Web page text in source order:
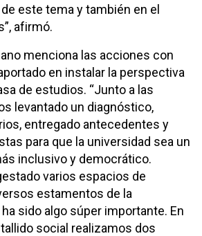
este tema y también en el
afirmó.
menciona las acciones con
en instalar la perspectiva
de estudios. “Junto a las
levantado un diagnóstico,
entregado antecedentes y
para que la universidad sea un
inclusivo y democrático.
varios espacios de
estamentos de la
sido algo súper importante. En
social realizamos dos